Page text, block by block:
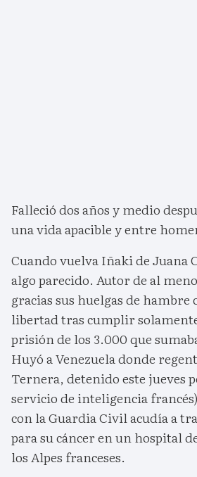
Falleció dos años y medio
una vida apacible y entre
Cuando vuelva Iñaki de Juana
algo parecido. Autor de al
gracias sus huelgas de hambre
libertad tras cumplir solamente
prisión de los 3.000 que
Huyó a Venezuela donde
Ternera, detenido este jueves
servicio de inteligencia
con la Guardia Civil acudía a
para su cáncer en un hospital
los Alpes franceses.